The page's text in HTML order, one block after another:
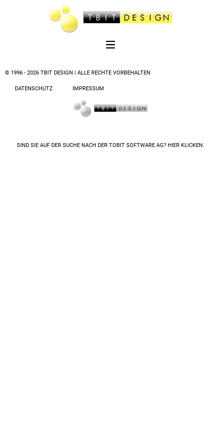
© 1996 - 2026 TBIT DESIGN | ALLE RECHTE VORBEHALTEN
DATENSCHUTZ IMPRESSUM
SIND SIE AUF DER SUCHE NACH DER TOBIT SOFTWARE AG? HIER KLICKEN.